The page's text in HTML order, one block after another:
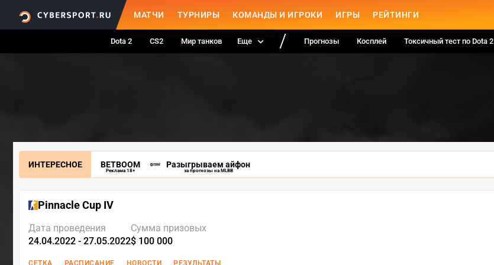
МАТЧИ ТУРНИРЫ КОМАНДЫ И ИГРОКИ ИГРЫ РЕЙТИНГИ
Dota 2 CS2 Мир танков Еще Прогнозы Косплей Токсичный тест по Dota 2
ИНТЕРЕСНОЕ BETBOOM
Реклама 18+
Разыгрываем айфон
за прогнозы на MLBB
Pinnacle Cup IV
Дата проведения
24.04.2022 - 27.05.2022
Сумма призовых
$ 100 000
СЕТКА РАСПИСАНИЕ НОВОСТИ РЕЗУЛЬТАТЫ